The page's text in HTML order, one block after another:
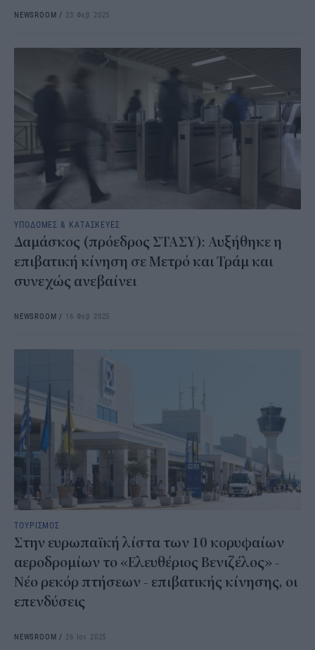
NEWSROOM / 23 Φεβ 2025
ΥΠΟΔΟΜΕΣ & ΚΑΤΑΣΚΕΥΕΣ
Δαμάσκος (πρόεδρος ΣΤΑΣΥ): Αυξήθηκε η
επιβατική κίνηση σε Μετρό και Τράμ και
συνεχώς ανεβαίνει
NEWSROOM / 16 Φεβ 2025
ΤΟΥΡΙΣΜΟΣ
Στην ευρωπαϊκή λίστα των 10 κορυφαίων
αεροδρομίων το «Ελευθέριος Βενιζέλος» -
Νέο ρεκόρ πτήσεων - επιβατικής κίνησης, οι
επενδύσεις
NEWSROOM / 26 Ιαν 2025